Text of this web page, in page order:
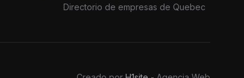
Directorio de empresas de Quebec